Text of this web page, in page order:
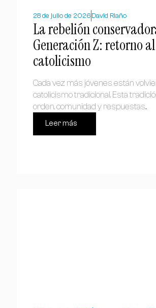
28 de julio de 2026 David Riaño
La rebelión
Generación Z: retorno al
catolicismo
Cada vez más jóvenes están
catolicismo tradicional. Esta
orden, comunidad y respuestas...
Leer más